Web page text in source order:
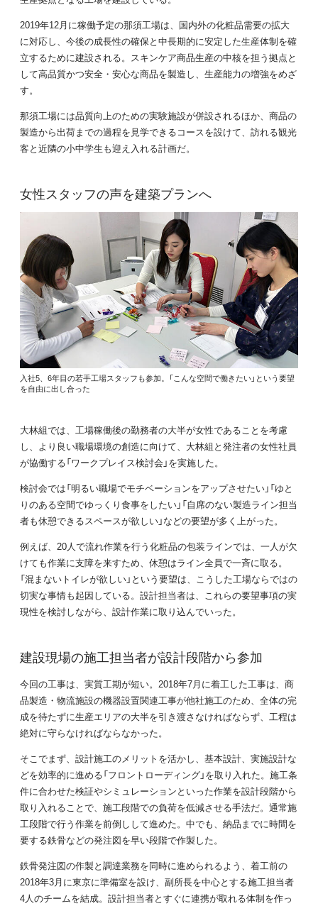
2019年12月に稼働予定の那須工場は、国内外の化粧品需要の拡大
に対応し、今後の成長性の確保と中長期的に安定した生産体制を確
立するために建設される。スキンケア商品生産の中核を担う拠点と
して高品質かつ安全・安心な商品を製造し、生産能力の増強をめざ
す。
那須工場には品質向上のための実験施設が併設されるほか、商品の
製造から出荷までの過程を見学できるコースを設けて、訪れる観光
客と近隣の小中学生も迎え入れる計画だ。
女性スタッフの声を建築プランへ
入社5、6年目の若手工場スタッフも参加。「こんな空間で働きたい」という要望
を自由に出し合った
大林組では、工場稼働後の勤務者の大半が女性であることを考慮
し、より良い職場環境の創造に向けて、大林組と発注者の女性社員
が協働する「ワークプレイス検討会」を実施した。
検討会では「明るい職場でモチベーションをアップさせたい」「ゆと
りのある空間でゆっくり食事をしたい」「自席のない製造ライン担当
者も休憩できるスペースが欲しい」などの要望が多く上がった。
例えば、20人で流れ作業を行う化粧品の包装ラインでは、一人が欠
けても作業に支障を来すため、休憩はライン全員で一斉に取る。
「混まないトイレが欲しい」という要望は、こうした工場ならではの
切実な事情も起因している。設計担当者は、これらの要望事項の実
現性を検討しながら、設計作業に取り込んでいった。
建設現場の施工担当者が設計段階から参加
今回の工事は、実質工期が短い。2018年7月に着工した工事は、商
品製造・物流施設の機器設置関連工事が他社施工のため、全体の完
成を待たずに生産エリアの大半を引き渡さなければならず、工程は
絶対に守らなければならなかった。
そこでまず、設計施工のメリットを活かし、基本設計、実施設計な
どを効率的に進める「フロントローディング」を取り入れた。施工条
件に合わせた検証やシミュレーションといった作業を設計段階から
取り入れることで、施工段階での負荷を低減させる手法だ。通常施
工段階で行う作業を前倒しして進めた。中でも、納品までに時間を
要する鉄骨などの発注図を早い段階で作製した。
鉄骨発注図の作製と調達業務を同時に進められるよう、着工前の
2018年3月に東京に準備室を設け、副所長を中心とする施工担当者
4人のチームを結成。設計担当者とすぐに連携が取れる体制を作っ